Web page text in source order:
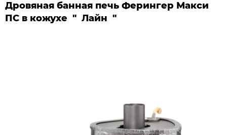
Дровяная банная печь Ферингер Макси
ПС в кожухе " Лайн "